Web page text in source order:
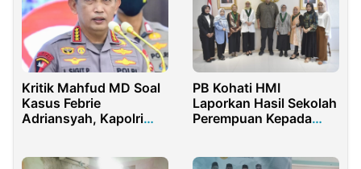
Kritik Mahfud MD Soal
Kasus Febrie
Adriansyah, Kapolri
PB Kohati HMI
Laporkan Hasil Sekolah
Perempuan Kepada